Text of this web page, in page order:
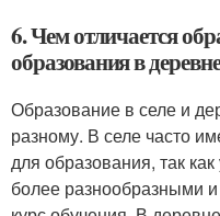
6. Чем отличается
образования в деревне
Образование в селе и
разному. В селе часто
для образования, так
более разнообразными